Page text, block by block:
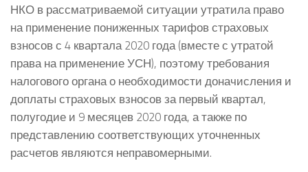
НКО в рассматриваемой ситуации утратила право
на применение пониженных тарифов страховых
взносов с 4 квартала 2020 года (вместе с утратой
права на применение УСН), поэтому требования
налогового органа о необходимости доначисления и
доплаты страховых взносов за первый квартал,
полугодие и 9 месяцев 2020 года, а также по
представлению соответствующих уточненных
расчетов являются неправомерными.